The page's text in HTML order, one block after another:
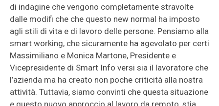
di indagine che vengono completamente stravolte
dalle modifi che che questo new normal ha imposto
agli stili di vita e di lavoro delle persone. Pensiamo alla
smart working, che sicuramente ha agevolato per certi
Massimiliano e Monica Martone, Presidente e
Vicepresidente di Smart Info versi sia il lavoratore che
l’azienda ma ha creato non poche criticità alla nostra
attività. Tuttavia, siamo convinti che questa situazione
e questo nuovo approccio al lavoro da remoto, stia